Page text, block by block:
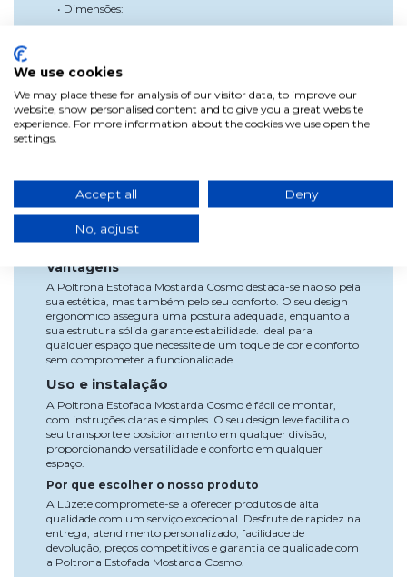
• Dimensões:
◦ Altura total: 82 cm
◦ Altura do assento: 49 cm
Especificações
• Dimensões: Largura: 57 cm, Profundidade: 60 cm,
• Material do assento: Tecido com interior de madeira
compensada e espuma.
• Cor do estofamento: Mostarda.
Vantagens
A Poltrona Estofada Mostarda Cosmo destaca-se não só pela
sua estética, mas também pelo seu conforto. O seu design
ergonómico assegura uma postura adequada, enquanto a
sua estrutura sólida garante estabilidade. Ideal para
qualquer espaço que necessite de um toque de cor e conforto
sem comprometer a funcionalidade.
Uso e instalação
A Poltrona Estofada Mostarda Cosmo é fácil de montar,
com instruções claras e simples. O seu design leve facilita o
seu transporte e posicionamento em qualquer divisão,
proporcionando versatilidade e conforto em qualquer
espaço.
Por que escolher o nosso produto
A Lúzete compromete-se a oferecer produtos de alta
qualidade com um serviço excecional. Desfrute de rapidez na
entrega, atendimento personalizado, facilidade de
devolução, preços competitivos e garantia de qualidade com
a Poltrona Estofada Mostarda Cosmo.
We use cookies
We may place these for analysis of our visitor data, to improve our
website, show personalised content and to give you a great website
experience. For more information about the cookies we use open the
settings.
Accept all Deny
No, adjust